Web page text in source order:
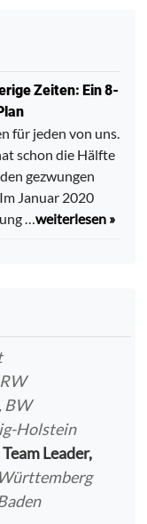
Zeiten: Ein 8-
für jeden von uns.
schon die Hälfte
gezwungen
Januar 2020
…weiterlesen »
BW
Holstein
Leader,